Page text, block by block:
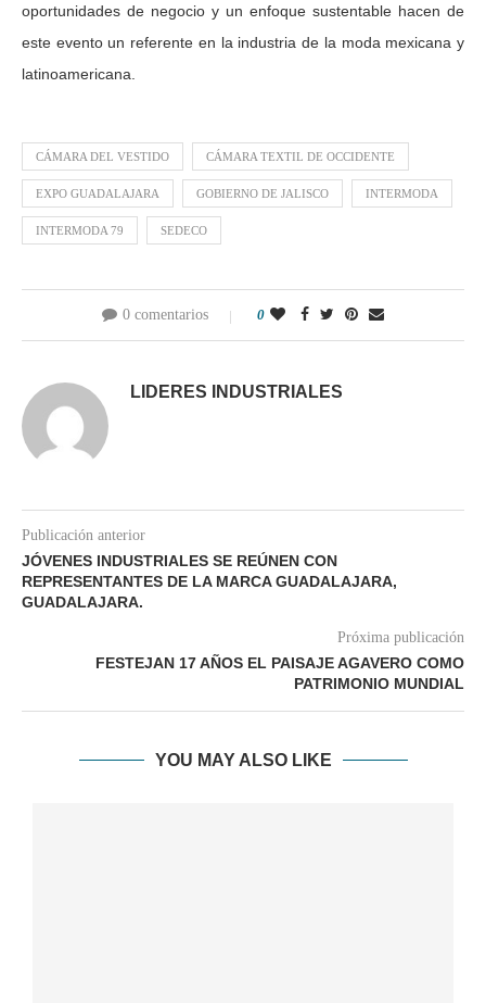
oportunidades de negocio y un enfoque sustentable hacen de
este evento un referente en la industria de la moda mexicana y
latinoamericana.
CÁMARA DEL VESTIDO CÁMARA TEXTIL DE OCCIDENTE
EXPO GUADALAJARA GOBIERNO DE JALISCO INTERMODA
INTERMODA 79 SEDECO
0 comentarios 0
LIDERES INDUSTRIALES
Publicación anterior
JÓVENES INDUSTRIALES SE REÚNEN CON
REPRESENTANTES DE LA MARCA GUADALAJARA,
GUADALAJARA.
Próxima publicación
FESTEJAN 17 AÑOS EL PAISAJE AGAVERO COMO
PATRIMONIO MUNDIAL
YOU MAY ALSO LIKE